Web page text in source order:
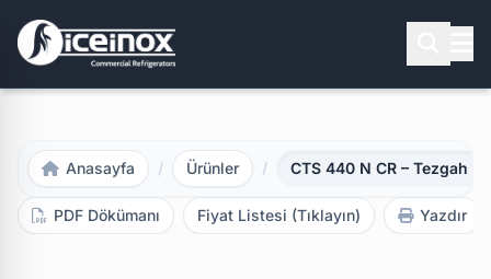
Aramak için Enter'a basınız
Anasayfa / Ürünler / CTS 440 N CR – Tezgah
PDF Dökümanı Fiyat Listesi (Tıklayın) Yazdır